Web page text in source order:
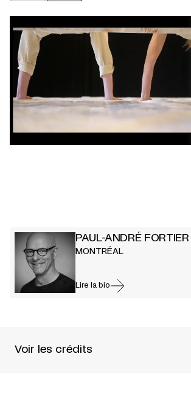
PAUL-ANDRÉ
MONTRÉAL
Lire la bio
Voir les crédits